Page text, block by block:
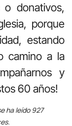
donativos,
porque
estando
camino a la
y
60 años!
ha leído 927